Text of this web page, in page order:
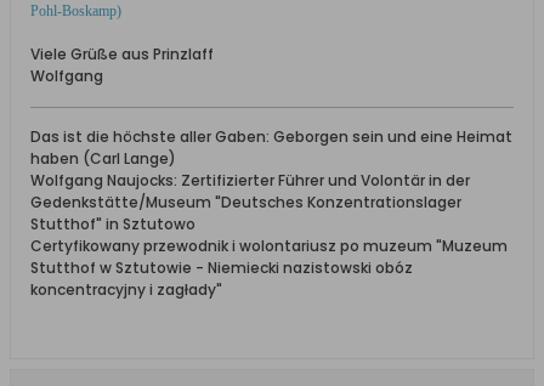
Pohl-Boskamp)
Viele Grüße aus Prinzlaff
Wolfgang
Das ist die höchste aller Gaben: Geborgen sein und eine Heimat
haben (Carl Lange)
Wolfgang Naujocks: Zertifizierter Führer und Volontär in der
Gedenkstätte/Museum "Deutsches Konzentrationslager
Stutthof" in Sztutowo
Certyfikowany przewodnik i wolontariusz po muzeum "Muzeum
Stutthof w Sztutowie - Niemiecki nazistowski obóz
koncentracyjny i zagłady"